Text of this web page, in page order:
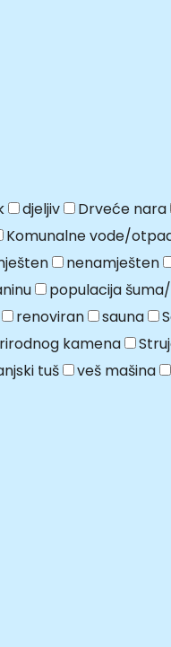
djeljiv Drveće nara
Komunalne vode/
nenamješten
populacija
renoviran sauna
kamena
tuš veš mašina